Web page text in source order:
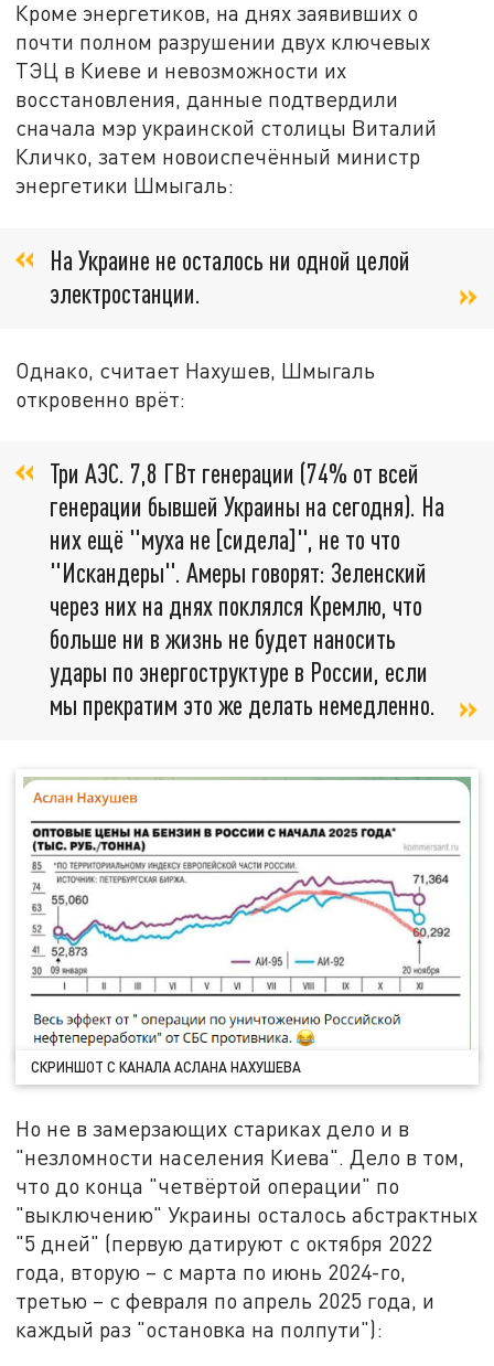
Кроме энергетиков, на днях заявивших о
почти полном разрушении двух ключевых
ТЭЦ в Киеве и невозможности их
восстановления, данные подтвердили
сначала мэр украинской столицы Виталий
Кличко, затем новоиспечённый министр
энергетики Шмыгаль:
На Украине не осталось ни одной целой
электростанции.
Однако, считает Нахушев, Шмыгаль
откровенно врёт:
Три АЭС. 7,8 ГВт генерации (74% от всей
генерации бывшей Украины на сегодня). На
них ещё "муха не [сидела]", не то что
"Искандеры". Амеры говорят: Зеленский
через них на днях поклялся Кремлю, что
больше ни в жизнь не будет наносить
удары по энергоструктуре в России, если
мы прекратим это же делать немедленно.
СКРИНШОТ С КАНАЛА АСЛАНА НАХУШЕВА
Но не в замерзающих стариках дело и в
"незломности населения Киева". Дело в том,
что до конца "четвёртой операции" по
"выключению" Украины осталось абстрактных
"5 дней" (первую датируют с октября 2022
года, вторую – с марта по июнь 2024-го,
третью – с февраля по апрель 2025 года, и
каждый раз "остановка на полпути"):